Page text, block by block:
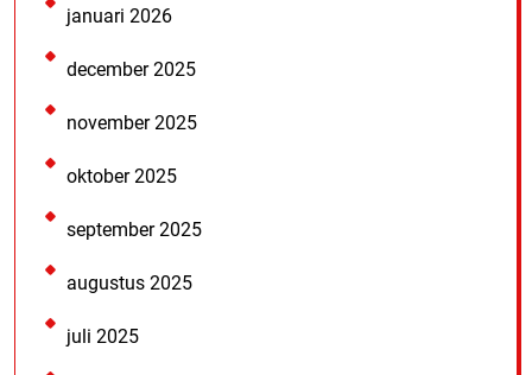
januari 2026
december 2025
november 2025
oktober 2025
september 2025
augustus 2025
juli 2025